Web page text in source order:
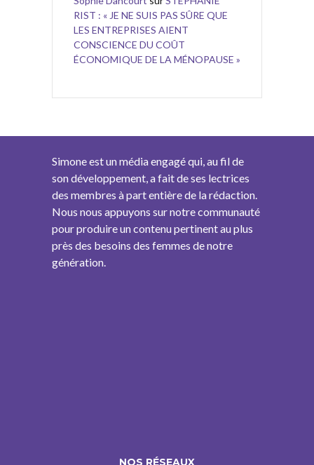
RIST : « JE NE SUIS PAS SÛRE QUE
LES ENTREPRISES AIENT
CONSCIENCE DU COÛT
ÉCONOMIQUE DE LA MÉNOPAUSE »
Simone est un média engagé qui, au fil de
son développement, a fait de ses lectrices
des membres à part entière de la rédaction.
Nous nous appuyons sur notre communauté
pour produire un contenu pertinent au plus
près des besoins des femmes de notre
génération.
NOS RÉSEAUX